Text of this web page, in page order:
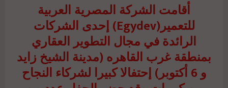
أقامت الشركة المصرية العربية
للتعمير(Egydev) إحدى الشركات
الرائدة في مجال التطوير العقاري
بمنطقة غرب القاهره (مدينة الشيخ زايد
و 6 أكتوبر) إحتفالا كبيرا لشركاء النجاح